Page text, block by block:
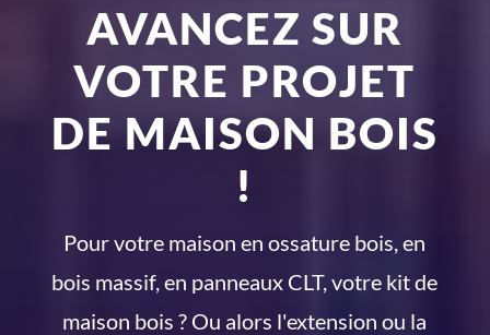
AVANCEZ SUR
VOTRE PROJET
DE MAISON BOIS
!
Pour votre maison en ossature bois, en
bois massif, en panneaux CLT, votre kit de
maison bois ? Ou alors l'extension ou la